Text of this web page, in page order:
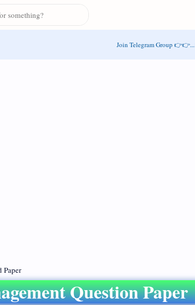
Join Telegram Group 👉👉...
Paper
Question Paper